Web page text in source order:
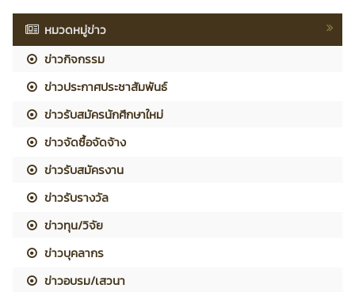
หมวดหมู่ข่าว
ข่าวกิจกรรม
ข่าวประกาศประชาสัมพันธ์
ข่าวรับสมัครนักศึกษาใหม่
ข่าวจัดซื้อจัดจ้าง
ข่าวรับสมัครงาน
ข่าวรับรางวัล
ข่าวทุน/วิจัย
ข่าวบุคลากร
ข่าวอบรม/เสวนา